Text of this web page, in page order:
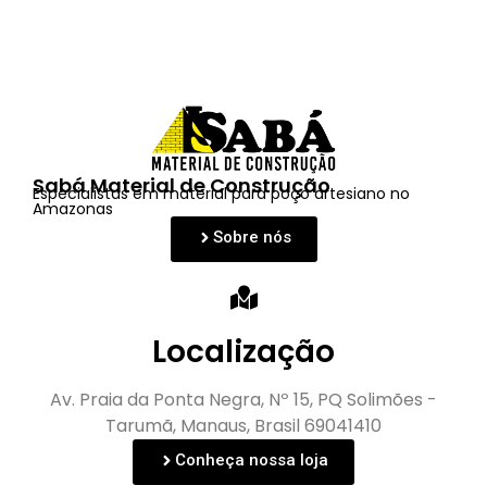
Sabá Material de Construção
Especialistas em material para poço artesiano no
Amazonas
Sobre nós
Localização
Av. Praia da Ponta Negra, Nº 15, PQ Solimões -
Tarumã, Manaus, Brasil 69041410
Conheça nossa loja